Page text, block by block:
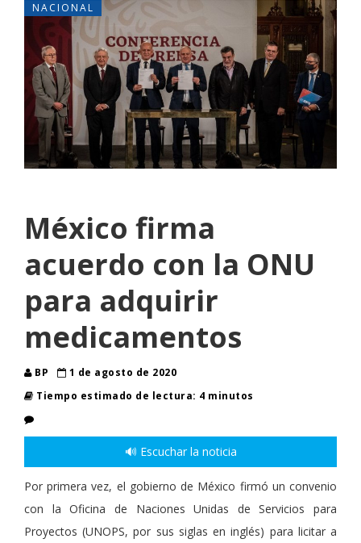
NACIONAL
México firma
acuerdo con la ONU
para adquirir
medicamentos
BP
1 de agosto de 2020
Tiempo estimado de lectura: 4 minutos
🔊 Escuchar la noticia
Por primera vez, el gobierno de México firmó un convenio
con la Oficina de Naciones Unidas de Servicios para
Proyectos (UNOPS, por sus siglas en inglés) para licitar a